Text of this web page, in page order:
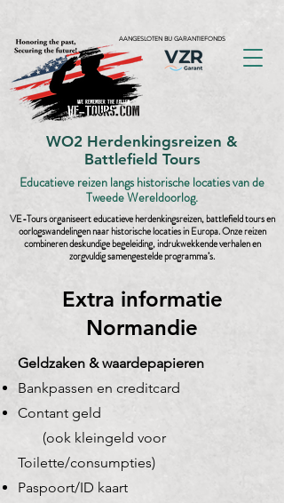
AANGESLOTEN BIJ GARANTIEFONDS
WO2 Herdenkingsreizen &
Battlefield Tours
Educatieve reizen langs historische locaties van de
Tweede Wereldoorlog.
VE-Tours organiseert educatieve herdenkingsreizen, battlefield tours en
oorlogswandelingen naar historische locaties in Europa. Onze reizen
combineren deskundige begeleiding, indrukwekkende verhalen en
zorgvuldig samengestelde programma’s.
Extra informatie
Normandie
Geldzaken & waardepapieren
Bankpassen en creditcard
Contant geld
(ook kleingeld voor
Toilette/consumpties)
Paspoort/ID kaart